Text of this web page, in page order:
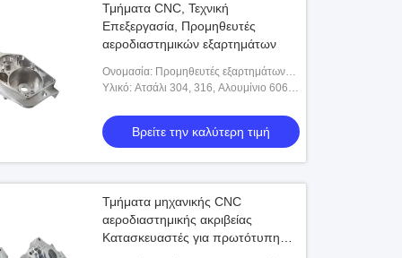
Τμήματα CNC, Τεχνική
Επεξεργασία, Προμηθευτές
αεροδιαστημικών εξαρτημάτων
Ονομασία: Προμηθευτές εξαρτημάτων
αεροδιαστημικής μηχανικής ακριβείας
Υλικό: Ατσάλι 304, 316, Αλουμίνιο 6061-
προσαρμοστεί
Βρείτε την καλύτερη τιμή
Τμήματα μηχανικής CNC
αεροδιαστημικής ακριβείας
Κατασκευαστές για πρωτότυπη